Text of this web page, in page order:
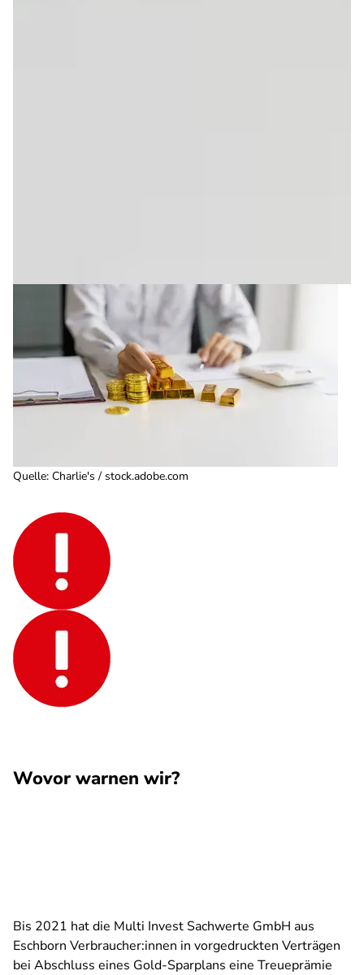
Quelle: Charlie's / stock.adobe.com
Wovor warnen wir?
Bis 2021 hat die Multi Invest Sachwerte GmbH aus
Eschborn Verbraucher:innen in vorgedruckten Verträgen
bei Abschluss eines Gold-Sparplans eine Treueprämie